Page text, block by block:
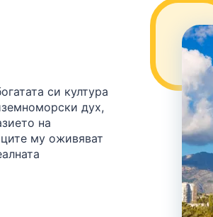
си култура
дух,
на
му оживяват